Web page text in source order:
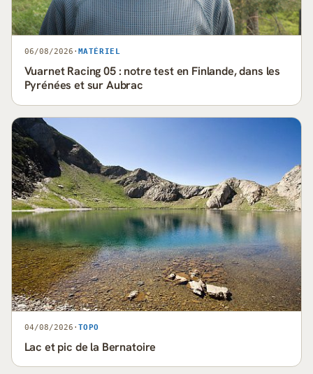
06/08/2026 · MATÉRIEL
Vuarnet Racing 05 : notre test en Finlande, dans les
Pyrénées et sur Aubrac
04/08/2026 · TOPO
Lac et pic de la Bernatoire